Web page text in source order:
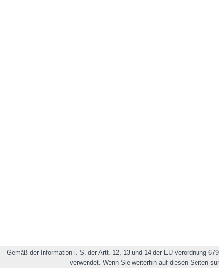
Gemäß der Information i. S. der Artt. 12, 13 und 14 der EU-Verordnung
verwendet. Wenn Sie weiterhin auf diesen Seiten